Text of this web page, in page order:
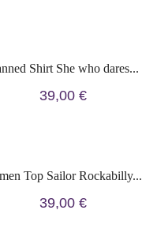
Shirt She who dares...
39,00 €
Top Sailor Rockabilly...
39,00 €